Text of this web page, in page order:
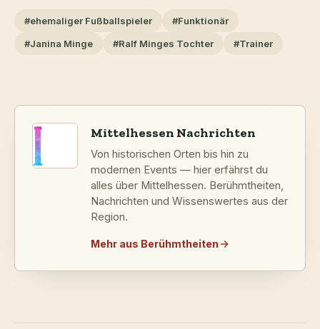
#ehemaliger Fußballspieler
#Funktionär
#Janina Minge
#Ralf Minges Tochter #Trainer
Mittelhessen Nachrichten
Von historischen Orten bis hin zu
modernen Events — hier erfährst du
alles über Mittelhessen. Berühmtheiten,
Nachrichten und Wissenswertes aus der
Region.
Mehr aus Berühmtheiten